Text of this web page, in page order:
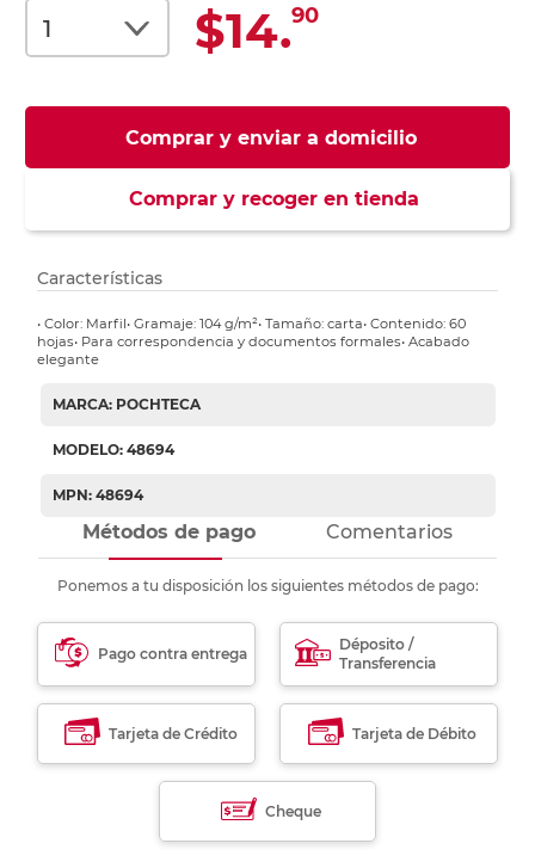
$14.90
Comprar y enviar a domicilio
Comprar y recoger en tienda
Características
• Color: Marfil• Gramaje: 104 g/m²• Tamaño: carta• Contenido: 60
hojas• Para correspondencia y documentos formales• Acabado
elegante
MARCA: POCHTECA
MODELO: 48694
MPN: 48694
Métodos de pago Comentarios
Ponemos a tu disposición los siguientes métodos de pago:
Pago contra entrega
Déposito /
Transferencia
Tarjeta de Crédito Tarjeta de Débito
Cheque